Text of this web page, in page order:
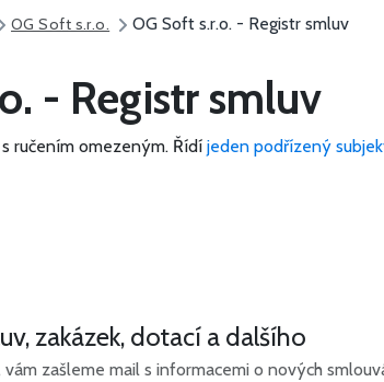
OG Soft s.r.o. OG Soft s.r.o. - Registr smluv
- Registr smluv
ručením omezeným. Řídí jeden podřízený
zakázek, dotací a dalšího
zašleme mail s informacemi o nových